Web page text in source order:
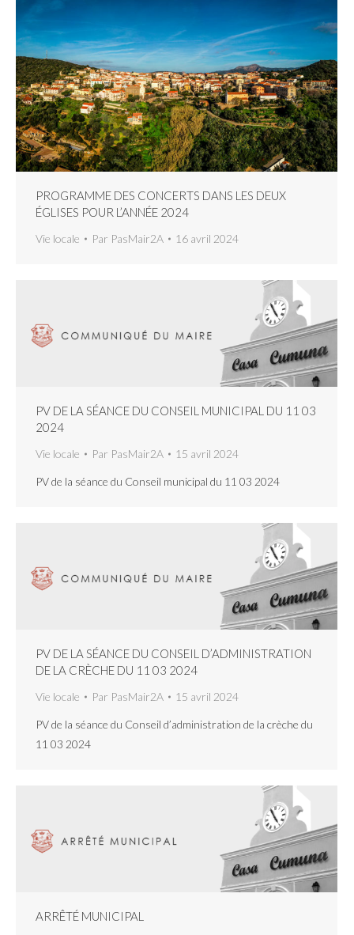
PROGRAMME DES CONCERTS DANS LES DEUX
ÉGLISES POUR L’ANNÉE 2024
Vie locale Par PasMair2A 16 avril 2024
PV DE LA SÉANCE DU CONSEIL MUNICIPAL DU 11 03
2024
Vie locale Par PasMair2A 15 avril 2024
PV de la séance du Conseil municipal du 11 03 2024
PV DE LA SÉANCE DU CONSEIL D’ADMINISTRATION
DE LA CRÈCHE DU 11 03 2024
Vie locale Par PasMair2A 15 avril 2024
PV de la séance du Conseil d’administration de la crèche du
11 03 2024
ARRÊTÉ MUNICIPAL